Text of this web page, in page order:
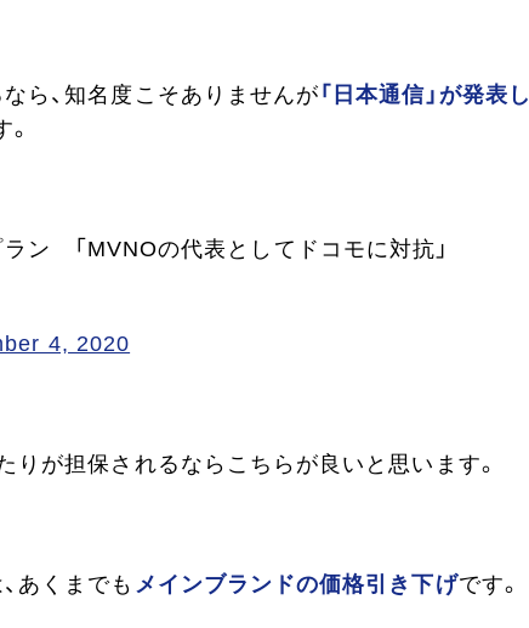
ら、知名度こそありませんが 「日本通信」が発表し
ン 「MVNOの代表としてドコモに対抗」
4, 2020
りが担保されるならこちらが良いと思います。
あくまでも メインブランドの価格引き下げです。